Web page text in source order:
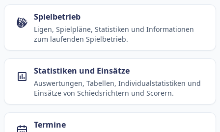
Spielbetrieb
Ligen, Spielpläne, Statistiken und Informationen
zum laufenden Spielbetrieb.
Statistiken und Einsätze
Auswertungen, Tabellen, Individualstatistiken und
Einsätze von Schiedsrichtern und Scorern.
Termine